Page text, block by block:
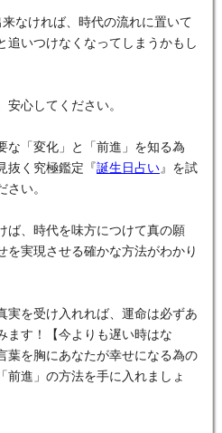
来なければ、時代の流れに置いて
追いつけなくなってしまうかもし
安心してください。
な「変化」と「前進」を知る為
抜く究極鑑定『誕生日占い 』を試
さい。
ば、時代を味方につけて真の願
を実現させる確かな方法がわかり
実を受け入れれば、運命は必ずあ
ます！【今よりも遅い時はな
葉を胸にあなたが幸せになる為の
前進」の方法を手に入れましょ